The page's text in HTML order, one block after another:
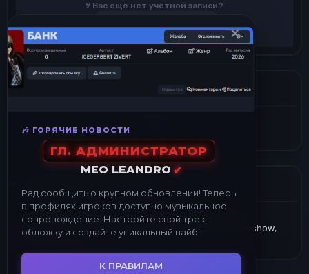
У Вас ещё нет учётной записи?
Зарегистрируйтесь
Рiкграiмс Aleksey_Lonranto Mikhail_Chips
Ingannamorte Vasily_Kuznetsov Roman_Chernishow
Soldier Makarov
×
🎶 ГОРЯЧИЕ НОВОСТИ
ГЛ. АДМИНИСТРАТОР
MEO LEANDRO ✔
Рад сообщить о крупном обновлении! Теперь
в профилях игроков доступно музыкальное
сопровождение. Настройте свой трек,
обложку и создайте уникальный вайб!
К ПРАВИЛАМ